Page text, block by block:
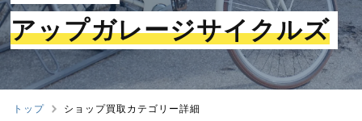
アップガレージサイクルズ
トップ ショップ買取カテゴリー詳細